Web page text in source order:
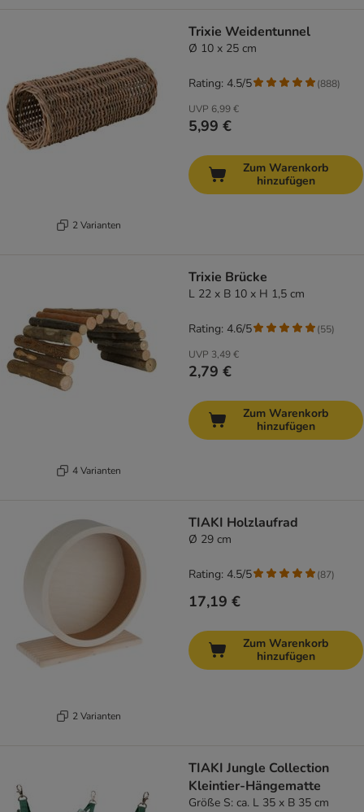
2 Varianten
Trixie Weidentunnel
Ø 10 x 25 cm
UVP 6,99 €
5,99 €
Rating: 4.5/5 (888)
Zum Warenkorb
hinzufügen
4 Varianten
Trixie Brücke
L 22 x B 10 x H 1,5 cm
UVP 3,49 €
2,79 €
Rating: 4.6/5 (55)
Zum Warenkorb
hinzufügen
2 Varianten
TIAKI Holzlaufrad
Ø 29 cm
17,19 €
Rating: 4.5/5 (87)
Zum Warenkorb
hinzufügen
TIAKI Jungle Collection
Kleintier-Hängematte
Größe S: ca. L 35 x B 35 cm